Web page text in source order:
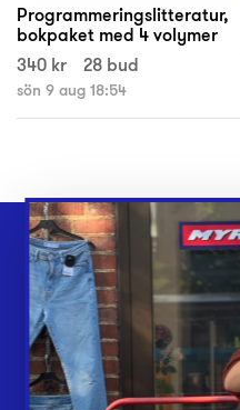
Programmeringslitteratur,
bokpaket med 4 volymer
340 kr
28 bud
sön 9 aug 18:54
Webbshop
Butiker
Lämna in
Vårt överskott